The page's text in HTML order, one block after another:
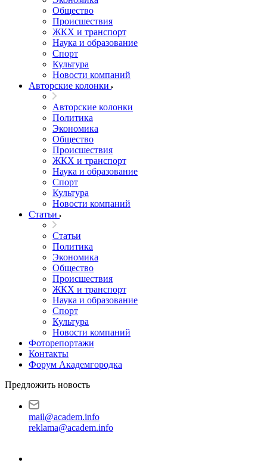
Общество
Происшествия
ЖКХ и транспорт
Наука и образование
Спорт
Культура
Новости компаний
Авторские колонки
Авторские колонки
Политика
Экономика
Общество
Происшествия
ЖКХ и транспорт
Наука и образование
Спорт
Культура
Новости компаний
Статьи
Статьи
Политика
Экономика
Общество
Происшествия
ЖКХ и транспорт
Наука и образование
Спорт
Культура
Новости компаний
Фоторепортажи
Контакты
Форум Академгородка
Предложить новость
mail@academ.info
reklama@academ.info